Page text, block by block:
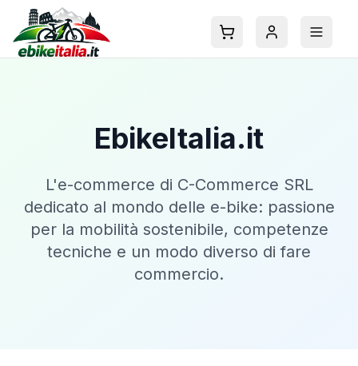
EbikeItalia.it
L'e-commerce di C-Commerce SRL
dedicato al mondo delle e-bike: passione
per la mobilità sostenibile, competenze
tecniche e un modo diverso di fare
commercio.